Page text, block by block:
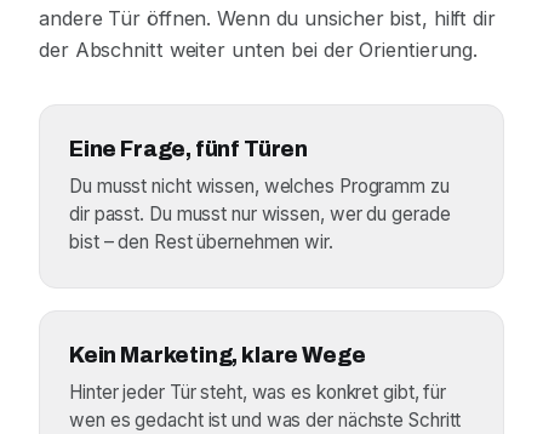
andere Tür öffnen. Wenn du unsicher bist, hilft dir
der Abschnitt weiter unten bei der Orientierung.
Eine Frage, fünf Türen
Du musst nicht wissen, welches Programm zu
dir passt. Du musst nur wissen, wer du gerade
bist – den Rest übernehmen wir.
Kein Marketing, klare Wege
Hinter jeder Tür steht, was es konkret gibt, für
wen es gedacht ist und was der nächste Schritt